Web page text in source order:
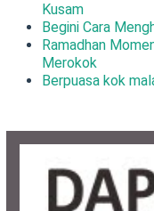
Kusam
Begini Cara
Ramadhan
Merokok
Berpuasa kok